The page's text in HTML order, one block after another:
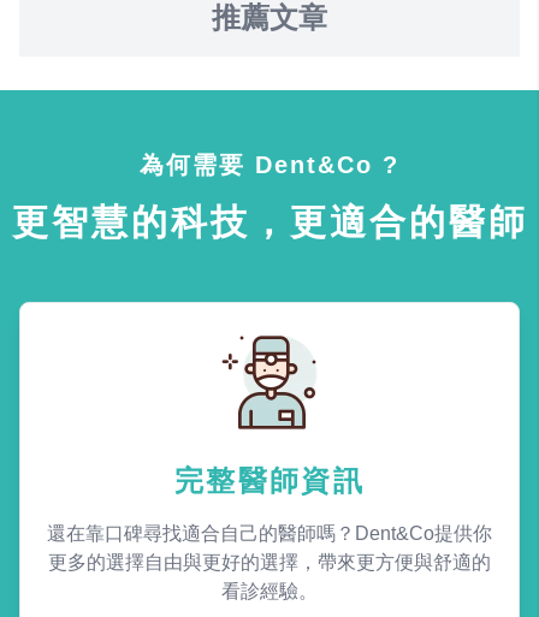
推薦文章
為何需要 Dent&Co ?
更智慧的科技，更適合的醫師
完整醫師資訊
還在靠口碑尋找適合自己的醫師嗎？Dent&Co提供你
更多的選擇自由與更好的選擇，帶來更方便與舒適的
看診經驗。